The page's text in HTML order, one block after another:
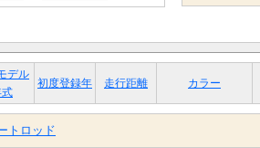
デル
初度登録年 走行距離 カラー
トロッド